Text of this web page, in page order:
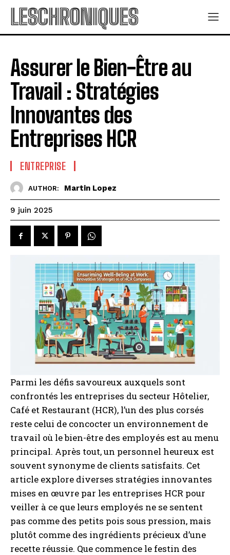
LESCHRONIQUES
Assurer le Bien-Être au
Travail : Stratégies
Innovantes des
Entreprises HCR
ENTREPRISE
AUTHOR: Martin Lopez
9 juin 2025
Parmi les défis savoureux auxquels sont
confrontés les entreprises du secteur Hôtelier,
Café et Restaurant (HCR), l’un des plus corsés
reste celui de concocter un environnement de
travail où le bien-être des employés est au menu
principal. Après tout, un personnel heureux est
souvent synonyme de clients satisfaits. Cet
article explore diverses stratégies innovantes
mises en œuvre par les entreprises HCR pour
veiller à ce que leurs employés ne se sentent
pas comme des petits pois sous pression, mais
plutôt comme des ingrédients précieux d’une
recette réussie. Que commence le festin des